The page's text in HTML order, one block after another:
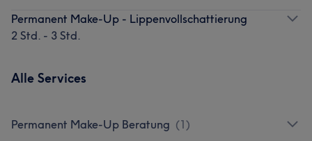
Permanent Make-Up - Lippenvollschattierung
2 Std. - 3 Std.
Alle Services
Permanent Make-Up Beratung (1)